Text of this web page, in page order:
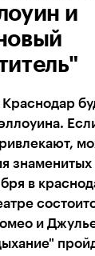
и
в
и